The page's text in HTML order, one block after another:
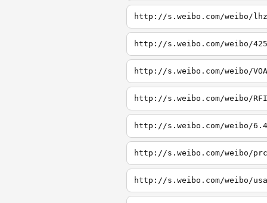
http://s.weibo.com/weibo/lhz
http://s.weibo.com/weibo/425
http://s.weibo.com/weibo/VOA
http://s.weibo.com/weibo/RFI
http://s.weibo.com/weibo/6.4
http://s.weibo.com/weibo/prc
http://s.weibo.com/weibo/usa